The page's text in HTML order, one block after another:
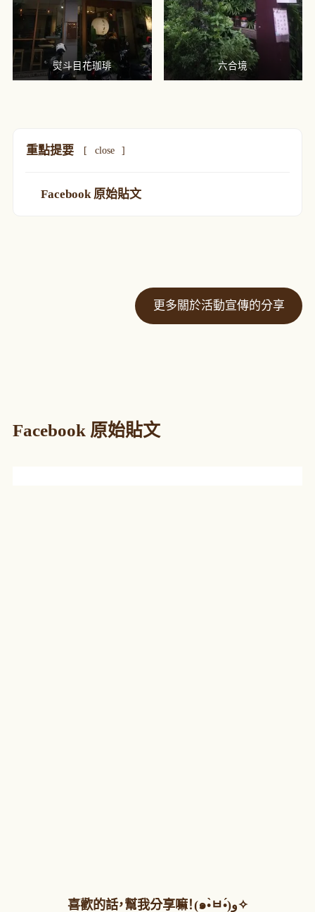
熨斗目花珈琲 六合境
重點提要 [ close ]
Facebook 原始貼文
更多關於活動宣傳的分享
Facebook 原始貼文
喜歡的話，幫我分享嘛！(๑•̀ㅂ•́)و✧